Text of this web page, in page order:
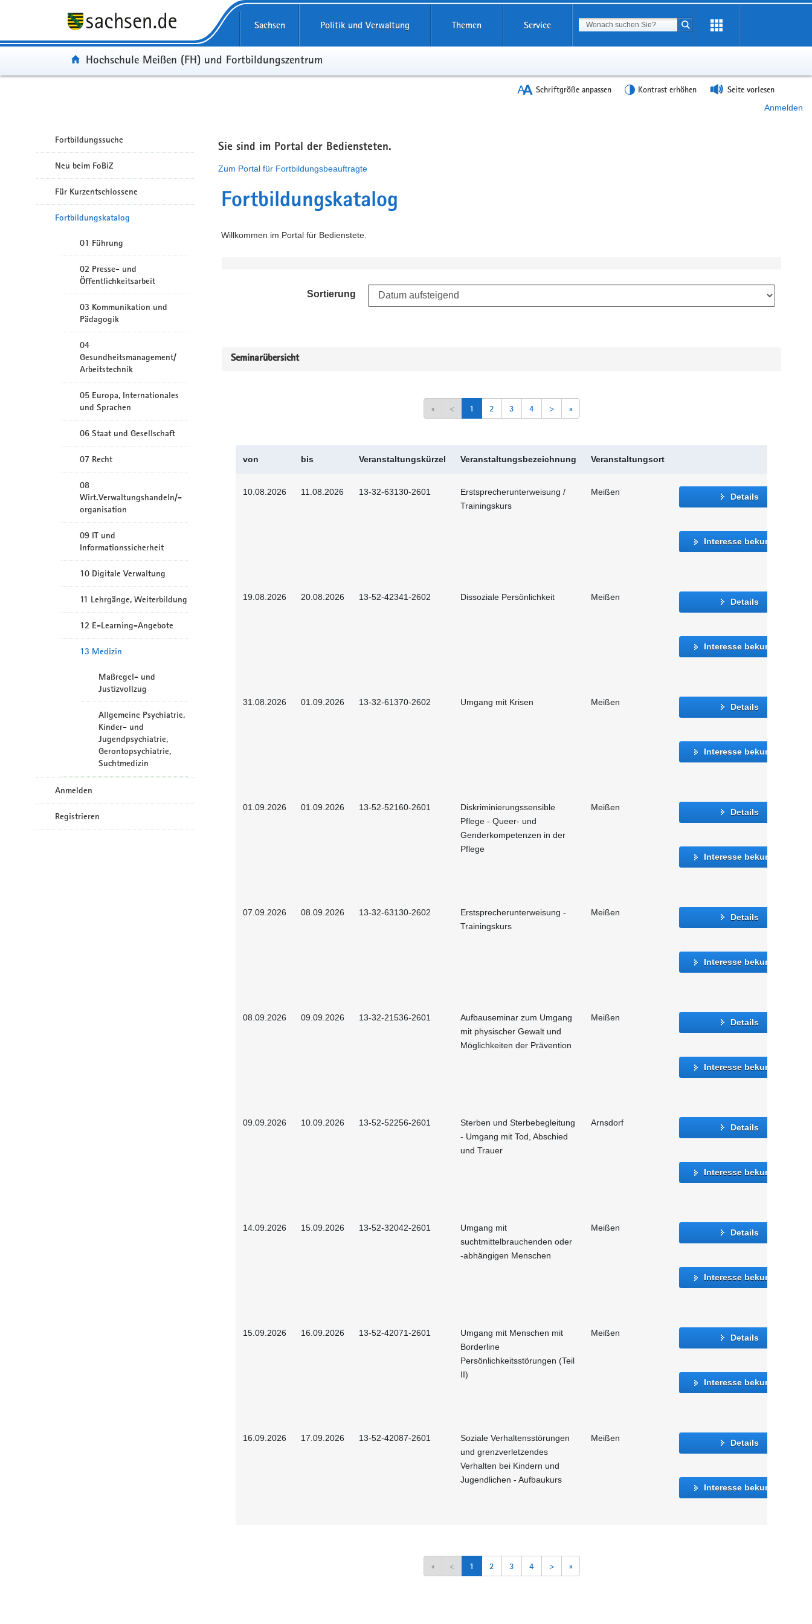
Sachsen Politik und Verwaltung Themen Service Suchbegriff
Suche starten
Portal:
Hochschule Meißen (FH) und Fortbildungszentrum
Schriftgröße anpassen Kontrast erhöhen Seite vorlesen
Anmelden
Fortbildungssuche
Neu beim FoBiZ
Für Kurzentschlossene
Fortbildungskatalog
01 Führung
02 Presse- und
Öffentlichkeitsarbeit
03 Kommunikation und
Pädagogik
04
Gesundheitsmanagement/
Arbeitstechnik
05 Europa, Internationales
und Sprachen
06 Staat und Gesellschaft
07 Recht
08
Wirt.Verwaltungshandeln/-
organisation
09 IT und
Informationssicherheit
10 Digitale Verwaltung
11 Lehrgänge, Weiterbildung
12 E-Learning-Angebote
13 Medizin
Maßregel- und
Justizvollzug
Allgemeine Psychiatrie,
Kinder- und
Jugendpsychiatrie,
Gerontopsychiatrie,
Suchtmedizin
Anmelden
Registrieren
Sie sind im Portal der Bediensteten.
Zum Portal für Fortbildungsbeauftragte
Fortbildungskatalog
Willkommen im Portal für Bedienstete.
Sortierung
Seminarübersicht
« < 1 2 3 4 > »
von bis Veranstaltungskürzel Veranstaltungsbezeichnung Veranstaltungsort
10.08.2026 11.08.2026 13-32-63130-2601
Erstsprecherunterweisung /
Trainingskurs
Meißen Details
Interesse bekunden
19.08.2026 20.08.2026 13-52-42341-2602 Dissoziale Persönlichkeit Meißen Details
Interesse bekunden
31.08.2026 01.09.2026 13-32-61370-2602 Umgang mit Krisen Meißen Details
Interesse bekunden
01.09.2026 01.09.2026 13-52-52160-2601
Diskriminierungssensible
Pflege - Queer- und
Genderkompetenzen in der
Pflege
Meißen Details
Interesse bekunden
07.09.2026 08.09.2026 13-32-63130-2602
Erstsprecherunterweisung -
Trainingskurs
Meißen Details
Interesse bekunden
08.09.2026 09.09.2026 13-32-21536-2601
Aufbauseminar zum Umgang
mit physischer Gewalt und
Möglichkeiten der Prävention
Meißen Details
Interesse bekunden
09.09.2026 10.09.2026 13-52-52256-2601
Sterben und Sterbebegleitung
- Umgang mit Tod, Abschied
und Trauer
Arnsdorf Details
Interesse bekunden
14.09.2026 15.09.2026 13-52-32042-2601
Umgang mit
suchtmittelbrauchenden oder
-abhängigen Menschen
Meißen Details
Interesse bekunden
15.09.2026 16.09.2026 13-52-42071-2601
Umgang mit Menschen mit
Borderline
Persönlichkeitsstörungen (Teil
II)
Meißen Details
Interesse bekunden
16.09.2026 17.09.2026 13-52-42087-2601
Soziale Verhaltensstörungen
und grenzverletzendes
Verhalten bei Kindern und
Jugendlichen - Aufbaukurs
Meißen Details
Interesse bekunden
« < 1 2 3 4 > »